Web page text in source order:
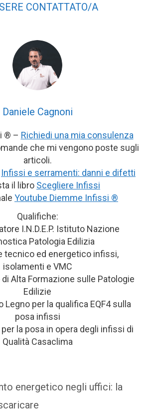
CONTATTATO/A
Daniele Cagnoni
® – Richiedi una mia consulenza
che mi vengono poste sugli
articoli.
Infissi e serramenti: danni e difetti
il libro Scegliere Infissi
Youtube Diemme Infissi ®
Qualifiche:
I.N.D.E.P. Istituto Nazione
Patologia Edilizia
tecnico ed energetico infissi,
isolamenti e VMC
Alta Formazione sulle Patologie
Edilizie
Legno per la qualifica EQF4 sulla
posa infissi
la posa in opera degli infissi di
Qualità Casaclima
energetico negli uffici: la